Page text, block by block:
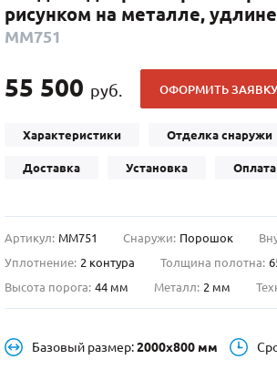
С отбойником(91)
С импостами(73)
С карнизом (207)
рисунком на металле,
ММ751
55 500 руб. ОФОРМИТЬ ЗАЯВКУ
Характеристики Отделка снаружи
Доставка Установка Оплата
Артикул: ММ751 Снаружи: Порошок
Уплотнение: 2 контура Толщина полотна:
Высота порога: 44 мм Металл: 2 мм
Базовый размер:2000х800 мм